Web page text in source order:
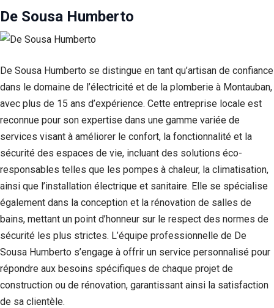
De Sousa Humberto
De Sousa Humberto se distingue en tant qu’artisan de confiance
dans le domaine de l’électricité et de la plomberie à Montauban,
avec plus de 15 ans d’expérience. Cette entreprise locale est
reconnue pour son expertise dans une gamme variée de
services visant à améliorer le confort, la fonctionnalité et la
sécurité des espaces de vie, incluant des solutions éco-
responsables telles que les pompes à chaleur, la climatisation,
ainsi que l’installation électrique et sanitaire. Elle se spécialise
également dans la conception et la rénovation de salles de
bains, mettant un point d’honneur sur le respect des normes de
sécurité les plus strictes. L’équipe professionnelle de De
Sousa Humberto s’engage à offrir un service personnalisé pour
répondre aux besoins spécifiques de chaque projet de
construction ou de rénovation, garantissant ainsi la satisfaction
de sa clientèle.
refusez ces
cookies,
fonctionnalités
du site Web.
Marketing
En partageant
votre intérêt et
votre
comportement
lorsque vous
site, vous
augmentez les
voir du
contenu et des
offres